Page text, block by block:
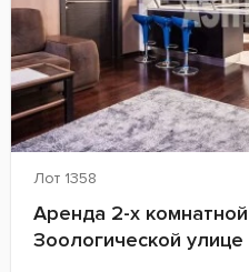
Лот 1358
Аренда 2-х
Зоологической улице